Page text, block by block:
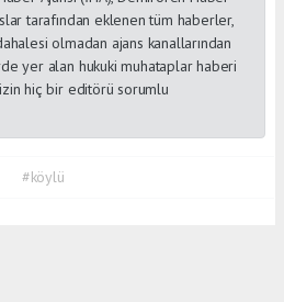
tarafından eklenen tüm haberler,
olmadan ajans kanallarından
yer alan hukuki muhataplar haberi
hiç bir editörü sorumlu
#köylü